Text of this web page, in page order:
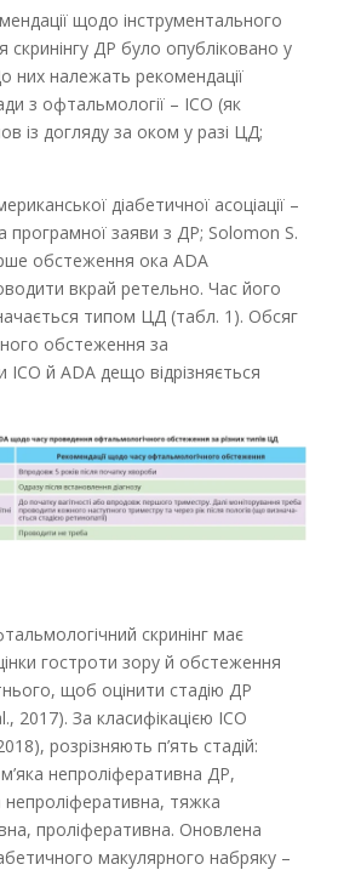
щодо інструментального
скринінгу ДР було опубліковано у
них належать рекомендації
з офтальмології – ICO (як
із догляду за оком у разі ЦД;
діабетичної асоціації –
програмної заяви з ДР; Solomon S.
обстеження ока ADA
вкрай ретельно. Час його
типом ЦД (табл. 1). Обсяг
обстеження за
ICO й ADA дещо відрізняється
скринінг має
гостроти зору й обстеження
щоб оцінити стадію ДР
2017). За класифікацією ICO
розрізняють п’ять стадій:
м’яка непроліферативна ДР,
тяжка
проліферативна. Оновлена
макулярного набряку –